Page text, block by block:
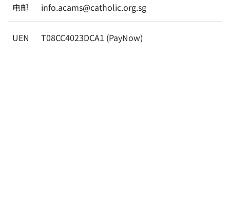
电邮 info.acams@catholic.org.sg
UEN T08CC4023DCA1 (PayNow)